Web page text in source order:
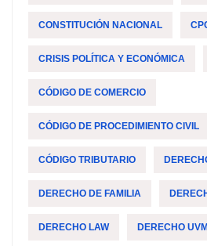
CONSTITUCIÓN NACIONAL
CRISIS POLÍTICA Y ECONÓMICA
CÓDIGO DE COMERCIO
CÓDIGO DE PROCEDIMIENTO CIVIL
CÓDIGO TRIBUTARIO
DERECHO DE FAMILIA
DERECHO LAW DERECHO